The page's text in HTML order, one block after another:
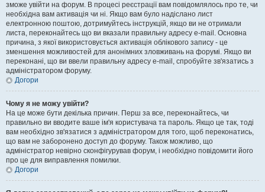
зможе увійти на форум. В процесі реєстрації вам повідомлялось про те, чи
необхідна вам активація чи ні. Якщо вам було надіслано лист
електронною поштою, дотримуйтесь інструкцій, якщо ви не отримали
листа, переконайтесь що ви вказали правильну адресу e-mail. Основна
причина, з якої використовується активація облікового запису - це
зменшення можливостей для анонімних зловживань на форумі. Якщо ви
переконані, що ви ввели правильну адресу e-mail, спробуйте зв'язатись з
адміністратором форуму.
Догори
Чому я не можу увійти?
На це може бути декілька причин. Перш за все, переконайтесь, чи
правильно ви вводите ваше ім'я користувача та пароль. Якщо це так, тоді
вам необхідно зв'язатися з адміністратором для того, щоб переконатись,
що вам не заборонено доступ до форуму. Також можливо, що
адміністратор невірно сконфігурував форум, і необхідно повідомити його
про це для виправлення помилки.
Догори